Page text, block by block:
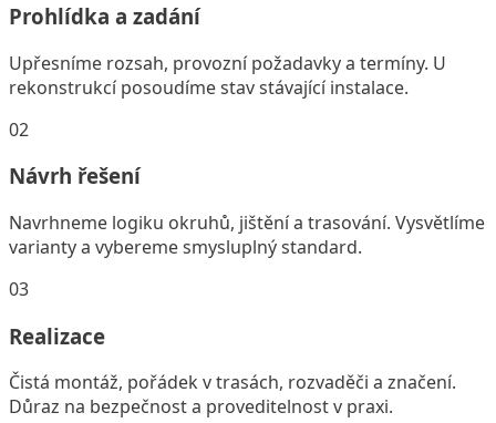
Prohlídka a zadání
Upřesníme rozsah, provozní požadavky a termíny. U
rekonstrukcí posoudíme stav stávající instalace.
02
Návrh řešení
Navrhneme logiku okruhů, jištění a trasování. Vysvětlíme
varianty a vybereme smysluplný standard.
03
Realizace
Čistá montáž, pořádek v trasách, rozvaděči a značení.
Důraz na bezpečnost a proveditelnost v praxi.